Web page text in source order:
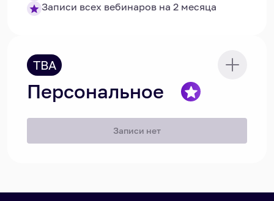
Записи всех вебинаров на 2 месяца
TBA
Персональное
Записи нет